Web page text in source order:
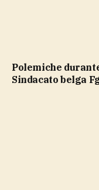
Polemiche durante la cerimonia a Marcinelle.
Sindacato belga